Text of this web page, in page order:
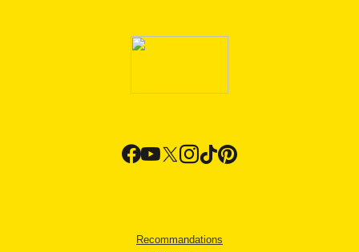
Recommandations